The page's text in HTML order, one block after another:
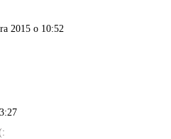
2015 o 10:52